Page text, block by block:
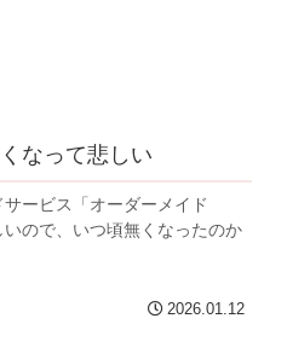
なって悲しい
ービス「オーダーメイド
ので、いつ頃無くなったのか
2026.01.12